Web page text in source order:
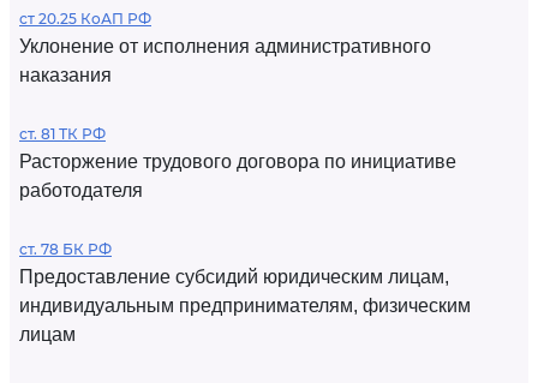
ст 20.25 КоАП РФ
Уклонение от исполнения административного
наказания
ст. 81 ТК РФ
Расторжение трудового договора по инициативе
работодателя
ст. 78 БК РФ
Предоставление субсидий юридическим лицам,
индивидуальным предпринимателям, физическим
лицам